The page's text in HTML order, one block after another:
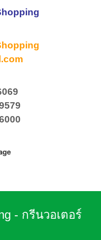
- กรีนวอเตอร์